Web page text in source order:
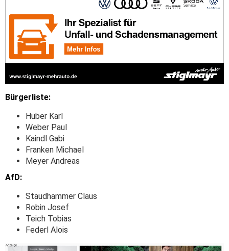
Bürgerliste:
Huber Karl
Weber Paul
Kaindl Gabi
Franken Michael
Meyer Andreas
AfD:
Staudhammer Claus
Robin Josef
Teich Tobias
Federl Alois